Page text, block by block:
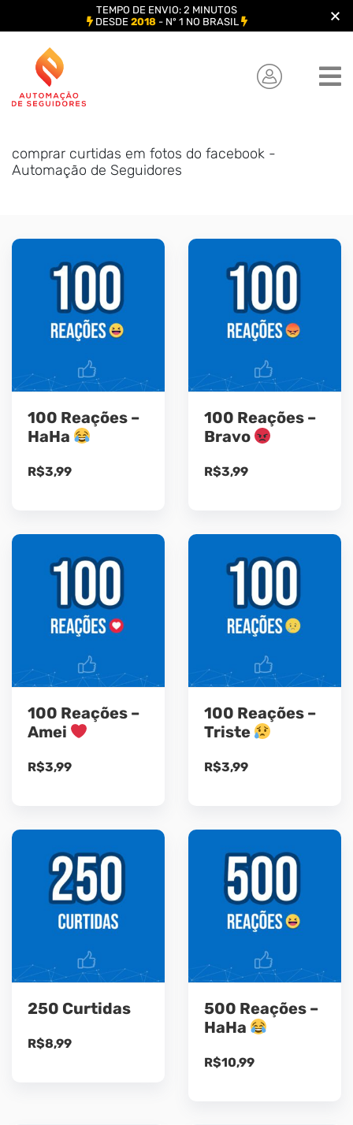
content
comprar curtidas em fotos do facebook -
Automação de Seguidores
100 Reações –
HaHa
R$3,99
100 Reações –
Bravo
R$3,99
100 Reações –
Amei
R$3,99
100 Reações –
Triste
R$3,99
250 Curtidas
R$8,99
500 Reações –
HaHa
R$10,99
TEMPO DE ENVIO: 2 MINUTOS
DESDE 2018- Nº 1 NO BRASIL